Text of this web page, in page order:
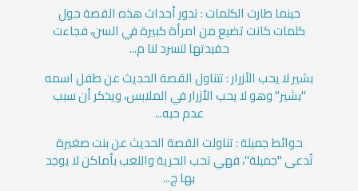
حينما طارت الكلمات : تدور أحداث هذه القصة حول
كلمات كانت تضيع من امرأة كبيرة في السن، فجاءت
حفيدتها لتسرد لنا م...
بشير لا يحب الأزرار : تتناول القصة الحديث عن طفل اسمه
"بشير" وهو لا يحب الأزرار في الملابس، ويذكر أن سبب
عدم حبه...
حوائط جميلة : تناولت القصة الحديث عن بنت صغيرة
تُدعى "جميلة"، فهي تحب الحرية واللعب بأماكن لا يوجد
بها ج...